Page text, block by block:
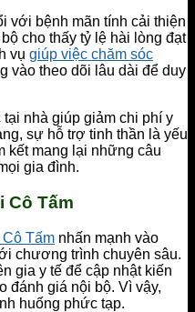
với bệnh mãn tính cải thiện
cho thấy tỷ lệ hài lòng đạt
vụ giúp việc chăm sóc
vào theo dõi lâu dài để duy
nhà giúp giảm chi phí y
sự hỗ trợ tinh thần là yếu
kết mang lại những câu
gia đình.
Cô Tấm
Tấm nhấn mạnh vào
chương trình chuyên sâu.
gia y tế để cập nhật kiến
đánh giá nội bộ. Vì vậy,
huống phức tạp.